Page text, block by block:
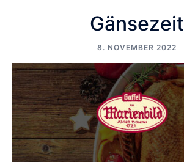
Gänsezeit
8. NOVEMBER 2022